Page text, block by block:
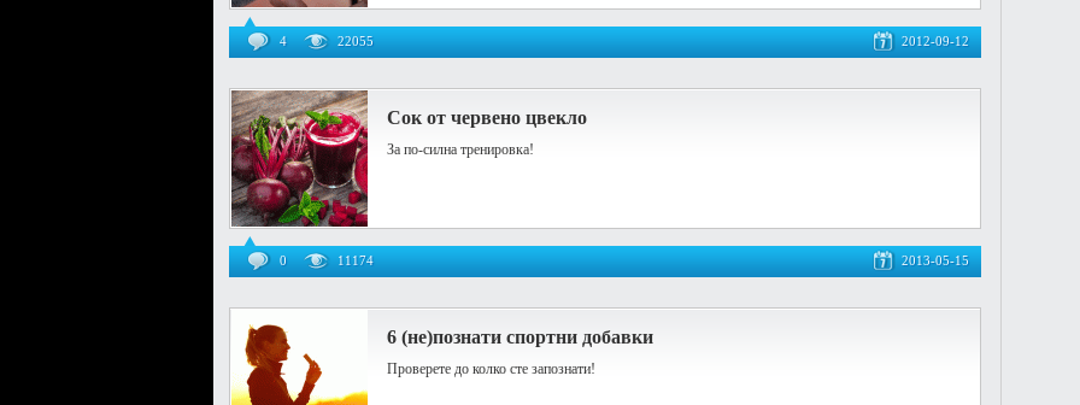
4 22055 2012-09-12
Сок от червено цвекло
За по-силна тренировка!
0 11174 2013-05-15
6 (не)познати спортни добавки
Проверете до колко сте запознати!